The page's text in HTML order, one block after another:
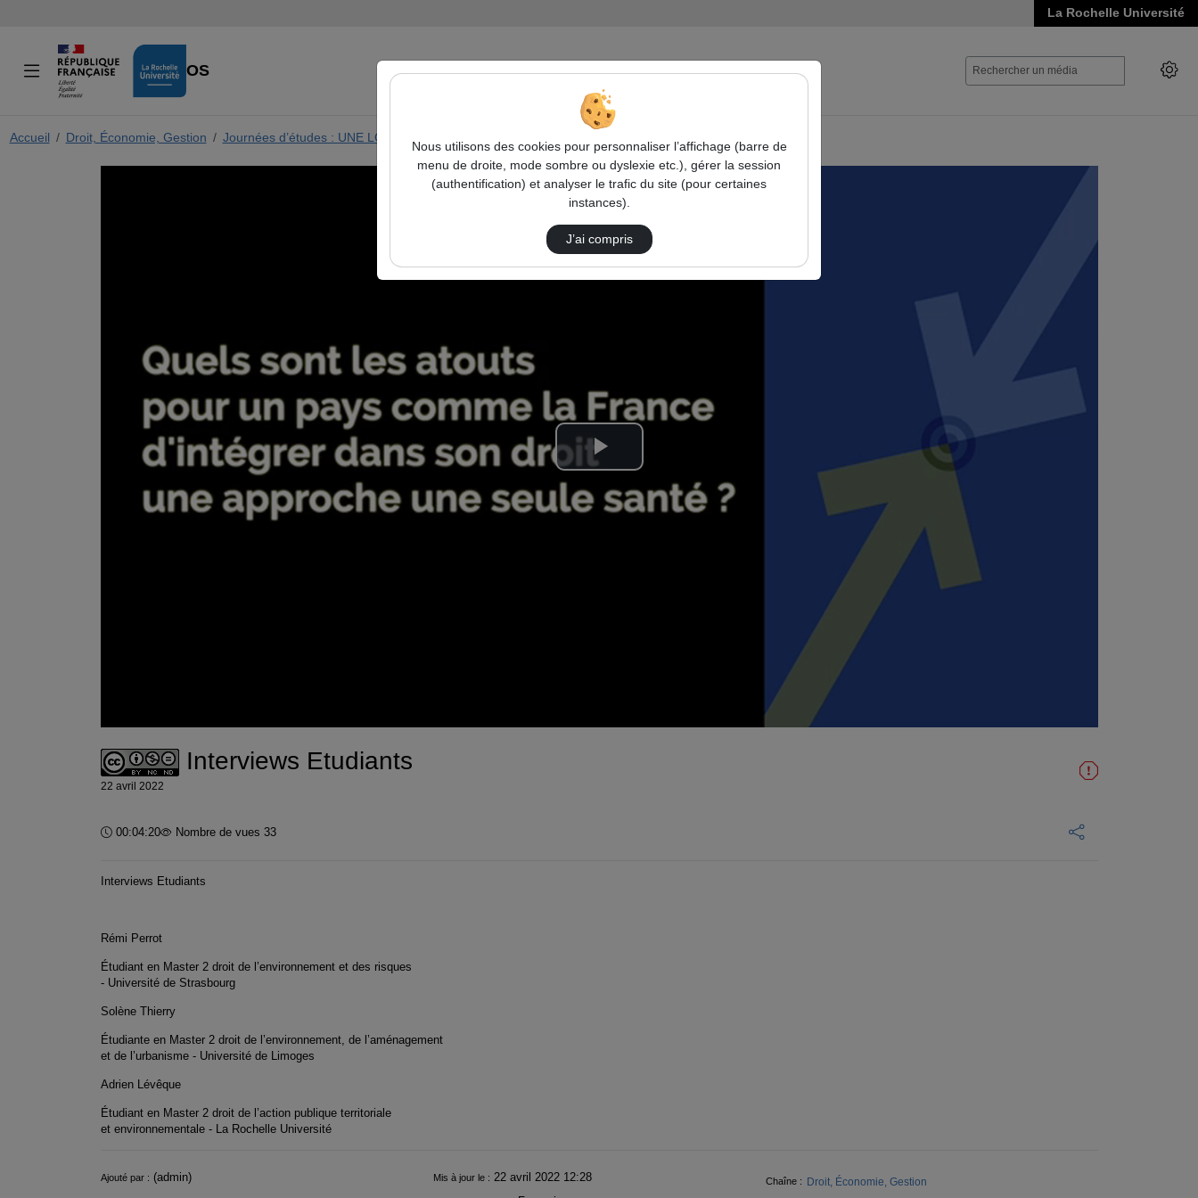
La Rochelle Université
VIDÉOS
Accueil Droit, Économie, Gestion Journées d’études : UNE LOI POUR « UNE SEULE SANTE » en FRANCE
Lire
la
Interviews Etudiants
22 avril 2022
Durée :
00:04:20 Nombre de vues 33
Interviews Etudiants
Rémi Perrot
Étudiant en Master 2 droit de l’environnement et des risques
- Université de Strasbourg
Solène Thierry
Étudiante en Master 2 droit de l’environnement, de l’aménagement
et de l’urbanisme - Université de Limoges
Adrien Lévêque
Étudiant en Master 2 droit de l’action publique territoriale
et environnementale - La Rochelle Université
Informations
Ajouté par : (admin) Mis à jour le : 22 avril 2022 12:28 Chaîne : Droit, Économie, Gestion
Nous utilisons des cookies pour personnaliser l’affichage (barre de
menu de droite, mode sombre ou dyslexie etc.), gérer la session
(authentification) et analyser le trafic du site (pour certaines
instances).
J’ai compris